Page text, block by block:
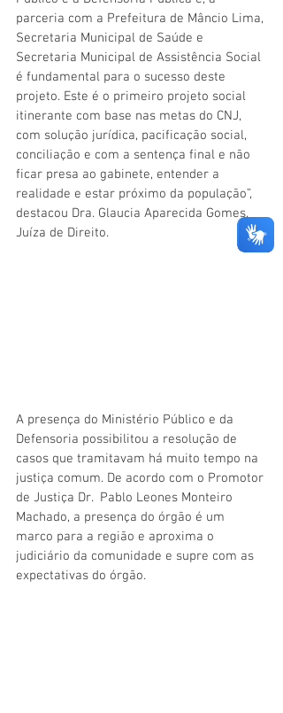
parceria com a Prefeitura de Mâncio Lima,
Secretaria Municipal de Saúde e
Secretaria Municipal de Assistência Social
é fundamental para o sucesso deste
projeto. Este é o primeiro projeto social
itinerante com base nas metas do CNJ,
com solução jurídica, pacificação social,
conciliação e com a sentença final e não
ficar presa ao gabinete, entender a
realidade e estar próximo da população”,
destacou Dra. Glaucia Aparecida Gomes,
Juíza de Direito.
A presença do Ministério Público e da
Defensoria possibilitou a resolução de
casos que tramitavam há muito tempo na
justiça comum. De acordo com o Promotor
de Justiça Dr.  Pablo Leones Monteiro
Machado, a presença do órgão é um
marco para a região e aproxima o
judiciário da comunidade e supre com as
expectativas do órgão.